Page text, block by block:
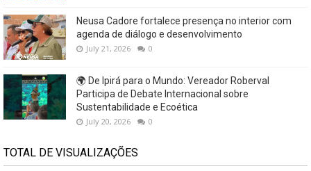
Neusa Cadore fortalece presença no interior com
agenda de diálogo e desenvolvimento
July 21, 2026 0
🌍 De Ipirá para o Mundo: Vereador Roberval
Participa de Debate Internacional sobre
Sustentabilidade e Ecoética
July 20, 2026 0
TOTAL DE VISUALIZAÇÕES